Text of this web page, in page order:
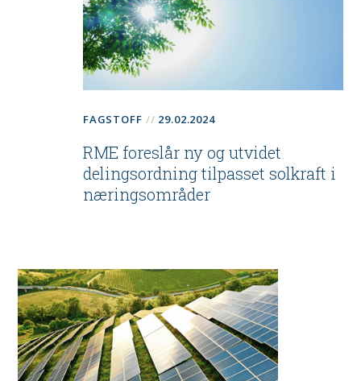
FAGSTOFF 29.02.2024
RME foreslår ny og utvidet
delingsordning tilpasset solkraft i
næringsområder